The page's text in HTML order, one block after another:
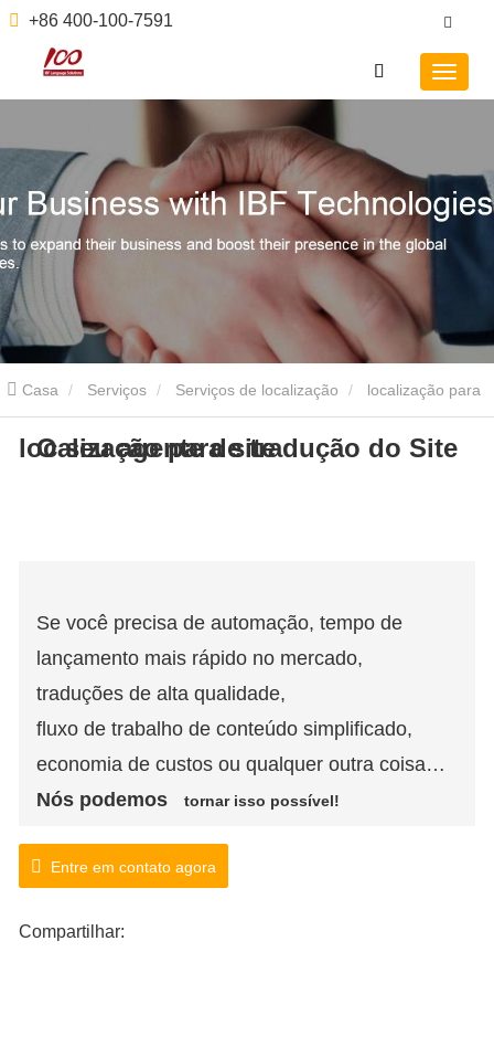
+86 400-100-7591
Casa Serviços Serviços de localização
site
localização para site
O seu agente de tradução do Site
Se você precisa de automação, tempo de
lançamento mais rápido no mercado,
traduções de alta qualidade,
fluxo de trabalho de conteúdo simplificado,
economia de custos ou qualquer outra coisa…
Nós podemos
tornar isso possível!
Entre em contato agora
Compartilhar: